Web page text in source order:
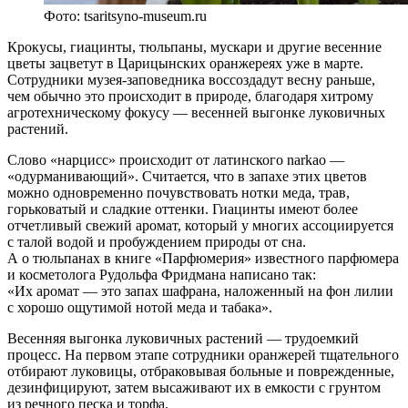
Фото: tsaritsyno-museum.ru
Крокусы, гиацинты, тюльпаны, мускари и другие весенние
цветы зацветут в Царицынских оранжереях уже в марте.
Сотрудники музея-заповедника воссоздадут весну раньше,
чем обычно это происходит в природе, благодаря хитрому
агротехническому фокусу — весенней выгонке луковичных
растений.
Слово «нарцисс» происходит от латинского narkao —
«одурманивающий». Считается, что в запахе этих цветов
можно одновременно почувствовать нотки меда, трав,
горьковатый и сладкие оттенки. Гиацинты имеют более
отчетливый свежий аромат, который у многих ассоциируется
с талой водой и пробуждением природы от сна.
А о тюльпанах в книге «Парфюмерия» известного парфюмера
и косметолога Рудольфа Фридмана написано так:
«Их аромат — это запах шафрана, наложенный на фон лилии
с хорошо ощутимой нотой меда и табака».
Весенняя выгонка луковичных растений — трудоемкий
процесс. На первом этапе сотрудники оранжерей тщательного
отбирают луковицы, отбраковывая больные и поврежденные,
дезинфицируют, затем высаживают их в емкости с грунтом
из речного песка и торфа.